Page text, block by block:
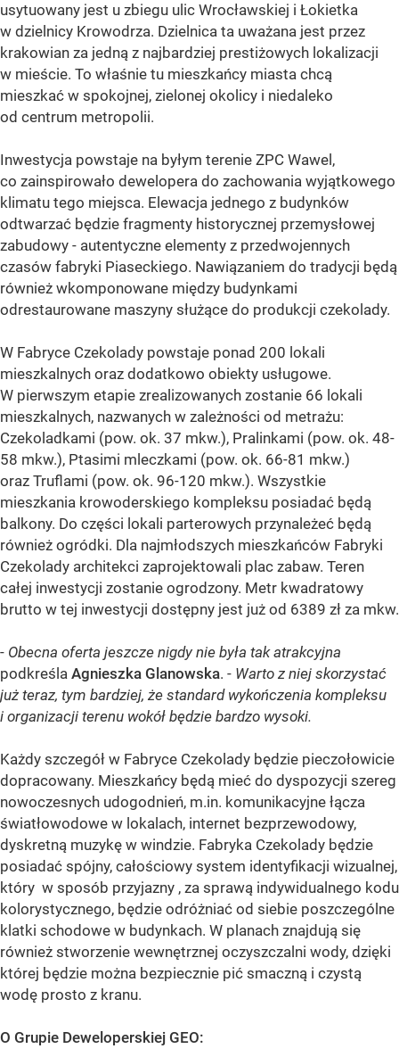
usytuowany jest u zbiegu ulic Wrocławskiej i Łokietka
w dzielnicy Krowodrza. Dzielnica ta uważana jest przez
krakowian za jedną z najbardziej prestiżowych lokalizacji
w mieście. To właśnie tu mieszkańcy miasta chcą
mieszkać w spokojnej, zielonej okolicy i niedaleko
od centrum metropolii.
Inwestycja powstaje na byłym terenie ZPC Wawel,
co zainspirowało dewelopera do zachowania wyjątkowego
klimatu tego miejsca. Elewacja jednego z budynków
odtwarzać będzie fragmenty historycznej przemysłowej
zabudowy - autentyczne elementy z przedwojennych
czasów fabryki Piaseckiego. Nawiązaniem do tradycji będą
również wkomponowane między budynkami
odrestaurowane maszyny służące do produkcji czekolady.
W Fabryce Czekolady powstaje ponad 200 lokali
mieszkalnych oraz dodatkowo obiekty usługowe.
W pierwszym etapie zrealizowanych zostanie 66 lokali
mieszkalnych, nazwanych w zależności od metrażu:
Czekoladkami (pow. ok. 37 mkw.), Pralinkami (pow. ok. 48-
58 mkw.), Ptasimi mleczkami (pow. ok. 66-81 mkw.)
oraz Truflami (pow. ok. 96-120 mkw.). Wszystkie
mieszkania krowoderskiego kompleksu posiadać będą
balkony. Do części lokali parterowych przynależeć będą
również ogródki. Dla najmłodszych mieszkańców Fabryki
Czekolady architekci zaprojektowali plac zabaw. Teren
całej inwestycji zostanie ogrodzony. Metr kwadratowy
brutto w tej inwestycji dostępny jest już od 6389 zł za mkw.
- Obecna oferta jeszcze nigdy nie była tak atrakcyjna
podkreśla Agnieszka Glanowska. - Warto z niej skorzystać
już teraz, tym bardziej, że standard wykończenia kompleksu
i organizacji terenu wokół będzie bardzo wysoki.
Każdy szczegół w Fabryce Czekolady będzie pieczołowicie
dopracowany. Mieszkańcy będą mieć do dyspozycji szereg
nowoczesnych udogodnień, m.in. komunikacyjne łącza
światłowodowe w lokalach, internet bezprzewodowy,
dyskretną muzykę w windzie. Fabryka Czekolady będzie
posiadać spójny, całościowy system identyfikacji wizualnej,
który w sposób przyjazny , za sprawą indywidualnego kodu
kolorystycznego, będzie odróżniać od siebie poszczególne
klatki schodowe w budynkach. W planach znajdują się
również stworzenie wewnętrznej oczyszczalni wody, dzięki
której będzie można bezpiecznie pić smaczną i czystą
wodę prosto z kranu.
O Grupie Deweloperskiej GEO: